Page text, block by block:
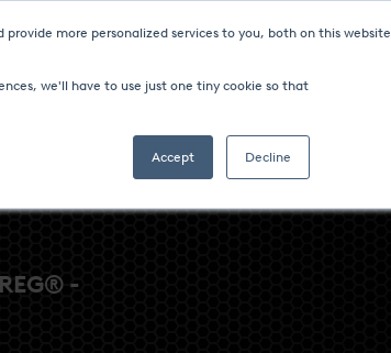
more personalized services to you, both on this website
we'll have to use just one tiny cookie so that
Accept Decline
-